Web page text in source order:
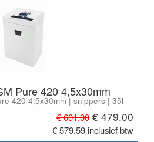
Pure 420 4,5x30mm
420 4,5x30mm | snippers | 35l
€ 601.00 € 479.00
€ 579.59 inclusief btw